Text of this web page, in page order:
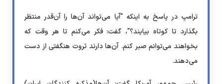
ترامپ در پاسخ به اینکه "آیا می‌تواند آن‌ها را آن‌قدر منتظر
بگذارد تا کوتاه بیایند؟"، گفت: فکر می‌کنم تا هر وقت که
بخواهند می‌توانم صبر کنم. آن‌ها دارند ثروت هنگفتی از دست
می‌دهند.